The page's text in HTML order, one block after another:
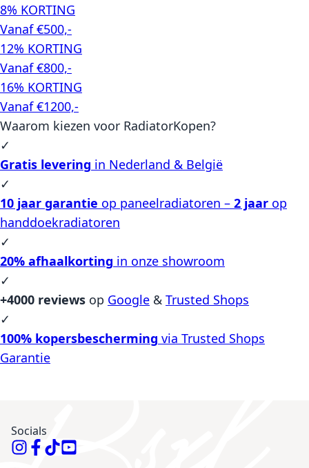
8% KORTING
Vanaf €500,-
12% KORTING
Vanaf €800,-
16% KORTING
Vanaf €1200,-
Waarom kiezen voor RadiatorKopen?
✓
Gratis levering in Nederland & België
✓
10 jaar garantie op paneelradiatoren – 2 jaar op
handdoekradiatoren
✓
20% afhaalkorting in onze showroom
✓
+4000 reviews op Google & Trusted Shops
✓
100% kopersbescherming via Trusted Shops
Garantie
Socials